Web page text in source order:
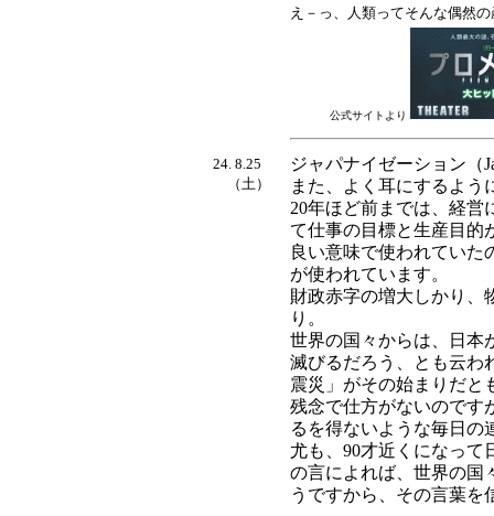
え－っ、人類ってそんな偶然
公式サイトより
24. 8.25
（土）
ジャパナイゼーション（
また、よく耳にするよう
20年ほど前までは、経営
て仕事の目標と生産目的
良い意味で使われていた
が使われています。
財政赤字の増大しかり、
り。
世界の国々からは、日本
滅びるだろう、とも云わ
震災」がその始まりだと
残念で仕方がないのです
るを得ないような毎日の
尤も、90才近くになって
の言によれば、世界の国
うですから、その言葉を